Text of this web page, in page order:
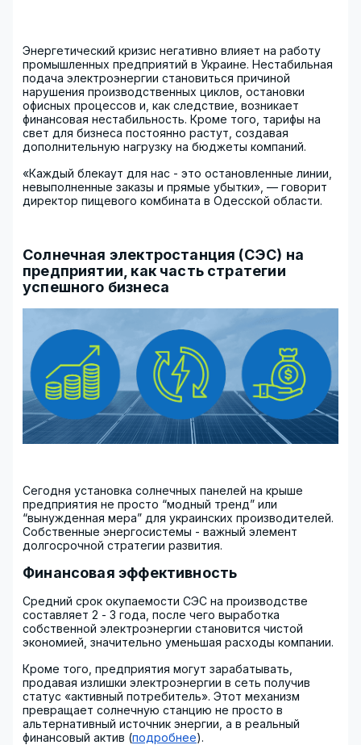
Энергетический кризис негативно влияет на работу
промышленных предприятий в Украине. Нестабильная
подача электроэнергии становиться причиной
нарушения производственных циклов, остановки
офисных процессов и, как следствие, возникает
финансовая нестабильность. Кроме того, тарифы на
свет для бизнеса постоянно растут, создавая
дополнительную нагрузку на бюджеты компаний.
«Каждый блекаут для нас - это остановленные линии,
невыполненные заказы и прямые убытки», — говорит
директор пищевого комбината в Одесской области.
Солнечная электростанция (СЭС) на
предприятии, как часть стратегии
успешного бизнеса
Сегодня установка солнечных панелей на крыше
предприятия не просто “модный тренд” или
“вынужденная мера” для украинских производителей.
Собственные энергосистемы - важный элемент
долгосрочной стратегии развития.
Финансовая эффективность
Средний срок окупаемости СЭС на производстве
составляет 2 - 3 года, после чего выработка
собственной электроэнергии становится чистой
экономией, значительно уменьшая расходы компании.
Кроме того, предприятия могут зарабатывать,
продавая излишки электроэнергии в сеть получив
статус «активный потребитель». Этот механизм
превращает солнечную станцию не просто в
альтернативный источник энергии, а в реальный
финансовый актив (подробнее).